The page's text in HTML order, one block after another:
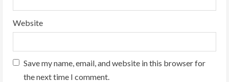
Website
Save my name, email, and website in this browser for
the next time I comment.